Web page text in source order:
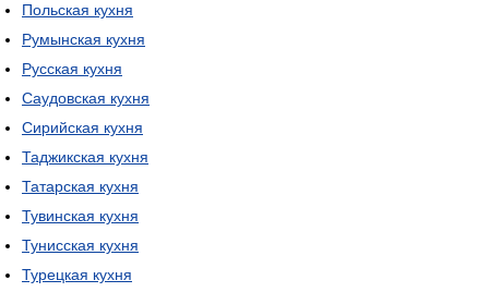
Польская кухня
Румынская кухня
Русская кухня
Саудовская кухня
Сирийская кухня
Таджикская кухня
Татарская кухня
Тувинская кухня
Тунисская кухня
Турецкая кухня